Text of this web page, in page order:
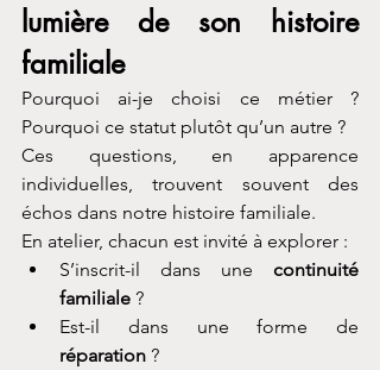
lumière de son histoire
familiale
Pourquoi ai-je choisi ce métier ?
Pourquoi ce statut plutôt qu’un autre ?
Ces questions, en apparence
individuelles, trouvent souvent des
échos dans notre histoire familiale.
En atelier, chacun est invité à explorer :
S’inscrit-il dans une continuité
familiale ?
réparation ?